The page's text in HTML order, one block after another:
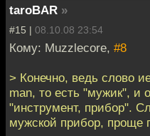
taroBAR »
#15 | 08.10.08 23:54
Кому: Muzzlecore, #8
> Конечно, ведь слово
man, то есть "мужик", и
"инструмент, прибор".
мужской прибор, проще